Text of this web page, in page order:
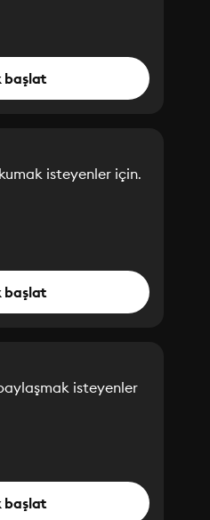
başlat
isteyenler için.
başlat
isteyenler
başlat